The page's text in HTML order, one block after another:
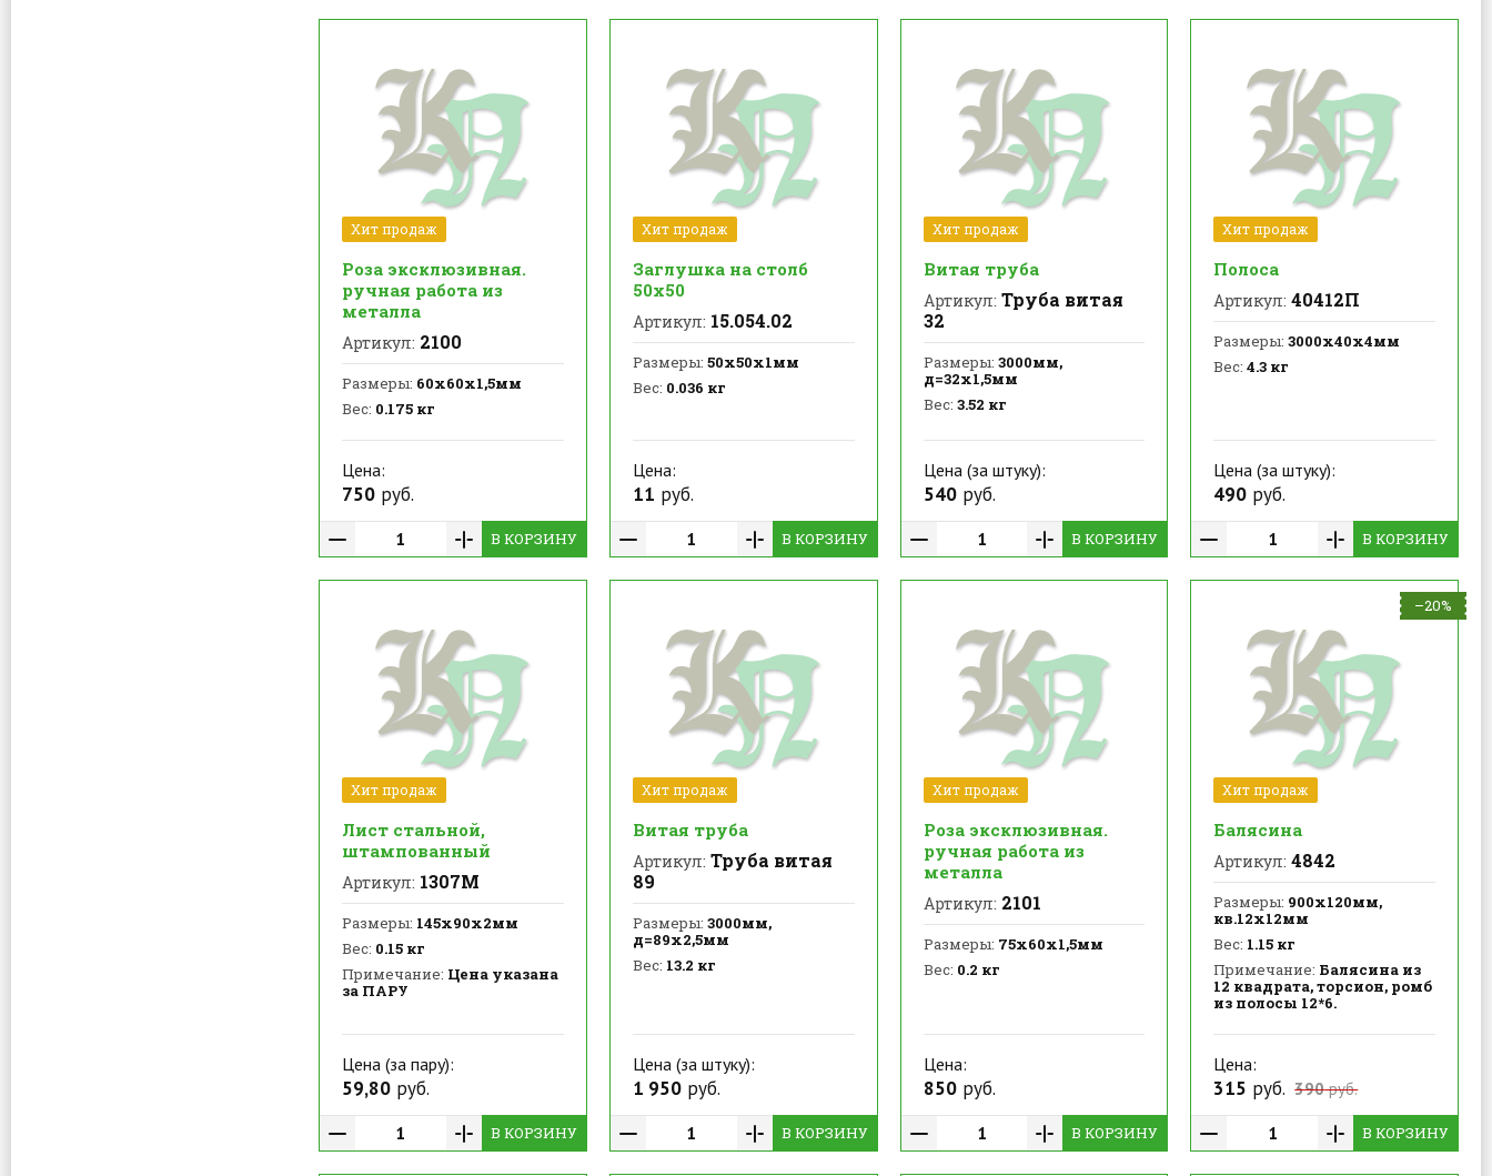
Хит продаж
Роза эксклюзивная.
ручная работа из
металла
Артикул: 2100
Размеры: 60х60х1,5мм
Вес: 0.175 кг
Цена:
750 руб.
В КОРЗИНУ
Хит продаж
Заглушка на столб
50х50
Артикул: 15.054.02
Размеры: 50х50х1мм
Вес: 0.036 кг
Цена:
11 руб.
В КОРЗИНУ
Хит продаж
Витая труба
Артикул: Труба витая
32
Размеры: 3000мм,
д=32х1,5мм
Вес: 3.52 кг
Цена (за штуку):
540руб.
В КОРЗИНУ
Хит продаж
Полоса
Артикул: 40412П
Размеры: 3000х40х4мм
Вес: 4.3 кг
Цена (за штуку):
490 руб.
В КОРЗИНУ
Хит продаж
Лист стальной,
штампованный
Артикул: 1307М
Размеры: 145х90х2мм
Вес: 0.15 кг
Примечание: Цена указана
за ПАРУ
Цена (за пару):
59,80 руб.
В КОРЗИНУ
Хит продаж
Витая труба
Артикул: Труба витая
89
Размеры: 3000мм,
д=89х2,5мм
Вес: 13.2 кг
Цена (за штуку):
1 950руб.
В КОРЗИНУ
Хит продаж
Роза эксклюзивная.
ручная работа из
металла
Артикул: 2101
Размеры: 75х60х1,5мм
Вес: 0.2 кг
Цена:
850руб.
В КОРЗИНУ
Хит продаж
–20%
Балясина
Артикул: 4842
Размеры: 900х120мм,
кв.12х12мм
Вес: 1.15 кг
Примечание: Балясина из
12 квадрата, торсион, ромб
из полосы 12*6.
Цена:
315 руб. 390руб.
В КОРЗИНУ